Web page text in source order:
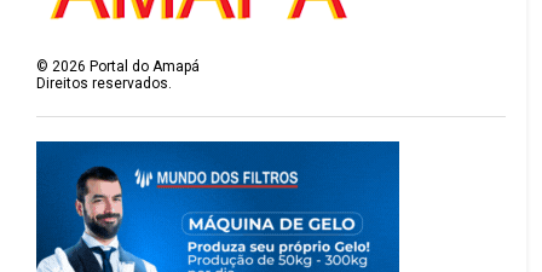
©2026 Portal do Amapá
Direitos reservados.